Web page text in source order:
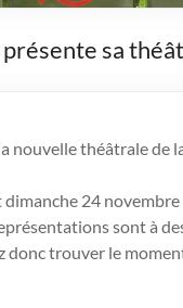
présente sa
nouvelle théâtrale de
dimanche 24 novembre
sont à
donc trouver le